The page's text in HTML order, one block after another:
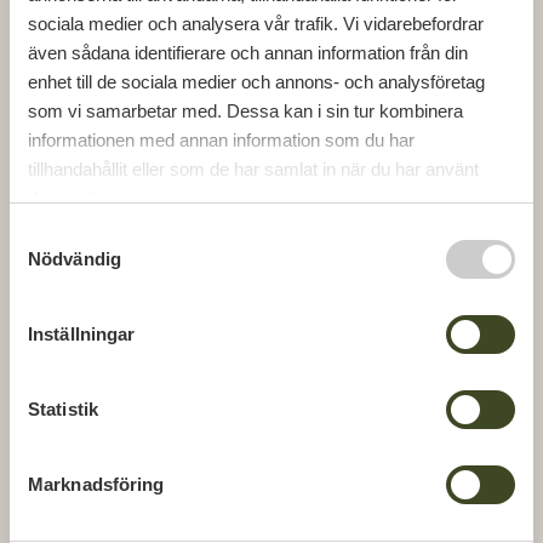
sociala medier och analysera vår trafik. Vi vidarebefordrar
även sådana identifierare och annan information från din
enhet till de sociala medier och annons- och analysföretag
som vi samarbetar med. Dessa kan i sin tur kombinera
informationen med annan information som du har
tillhandahållit eller som de har samlat in när du har använt
deras tjänster.
Nödvändig
Inställningar
Statistik
Marknadsföring